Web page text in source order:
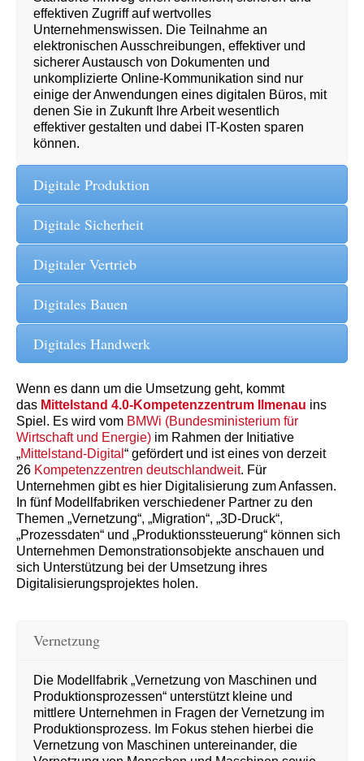
effektiven Zugriff auf wertvolles
Unternehmenswissen. Die Teilnahme an
elektronischen Ausschreibungen, effektiver und
sicherer Austausch von Dokumenten und
unkomplizierte Online-Kommunikation sind nur
einige der Anwendungen eines digitalen Büros, mit
denen Sie in Zukunft Ihre Arbeit wesentlich
effektiver gestalten und dabei IT-Kosten sparen
können.
Digitale Produktion
Digitale Sicherheit
Digitaler Vertrieb
Digitales Bauen
Digitales Handwerk
Wenn es dann um die Umsetzung geht, kommt
das Mittelstand 4.0-Kompetenzzentrum Ilmenau ins
Spiel. Es wird vom BMWi (Bundesministerium für
Wirtschaft und Energie) im Rahmen der Initiative
„Mittelstand-Digital “ gefördert und ist eines von derzeit
26 Kompetenzzentren deutschlandweit. Für
Unternehmen gibt es hier Digitalisierung zum Anfassen.
In fünf Modellfabriken verschiedener Partner zu den
Themen „Vernetzung“, „Migration“, „3D-Druck“,
„Prozessdaten“ und „Produktionssteuerung“ können sich
Unternehmen Demonstrationsobjekte anschauen und
sich Unterstützung bei der Umsetzung ihres
Digitalisierungsprojektes holen.
Vernetzung
Die Modellfabrik „Vernetzung von Maschinen und
Produktionsprozessen“ unterstützt kleine und
mittlere Unternehmen in Fragen der Vernetzung im
Produktionsprozess. Im Fokus stehen hierbei die
Vernetzung von Maschinen untereinander, die